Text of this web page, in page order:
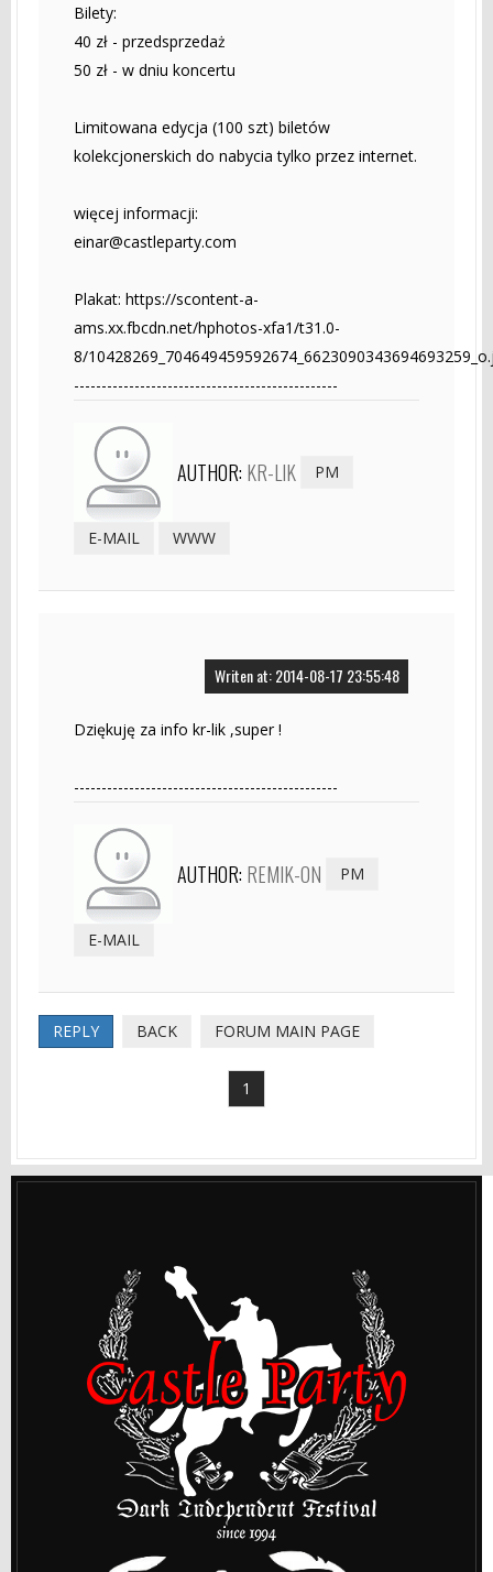
Bilety:
40 zł - przedsprzedaż
50 zł - w dniu koncertu
Limitowana edycja (100 szt) biletów
kolekcjonerskich do nabycia tylko przez internet.
więcej informacji:
einar@castleparty.com
Plakat: https://scontent-a-
ams.xx.fbcdn.net/hphotos-xfa1/t31.0-
8/
------------------------------------------------
AUTHOR: KR-LIK PM
E-MAIL WWW
Writen at: 2014-08-17 23:55:48
Dziękuję za info kr-lik ,super !
------------------------------------------------
AUTHOR: REMIK-ON PM
E-MAIL
REPLY BACK FORUM MAIN PAGE
1